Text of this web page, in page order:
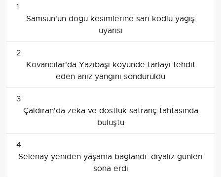
1
Samsun'un doğu kesimlerine sarı kodlu yağış
uyarısı
2
Kovancılar'da Yazıbaşı köyünde tarlayı tehdit
eden anız yangını söndürüldü
3
Çaldıran'da zeka ve dostluk satranç tahtasında
buluştu
4
Selenay yeniden yaşama bağlandı: diyaliz günleri
sona erdi